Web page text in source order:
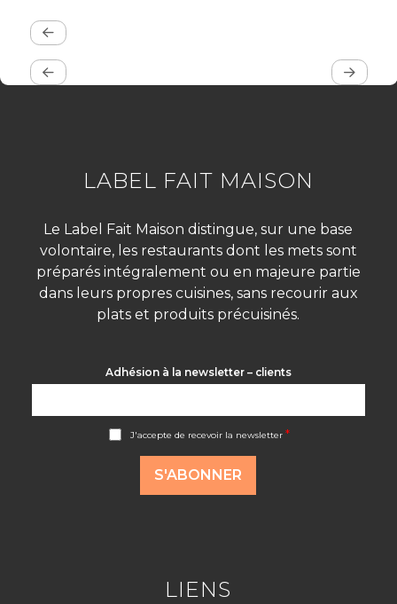
LABEL FAIT MAISON
Le Label Fait Maison distingue, sur une base
volontaire, les restaurants dont les mets sont
préparés intégralement ou en majeure partie
dans leurs propres cuisines, sans recourir aux
plats et produits précuisinés.
Adhésion à la newsletter – clients
J'accepte de recevoir la newsletter*
S'ABONNER
LIENS